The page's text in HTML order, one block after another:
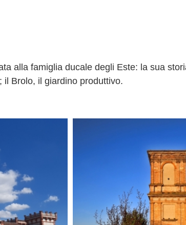
alla famiglia ducale degli Este: la sua
il Brolo, il giardino produttivo.